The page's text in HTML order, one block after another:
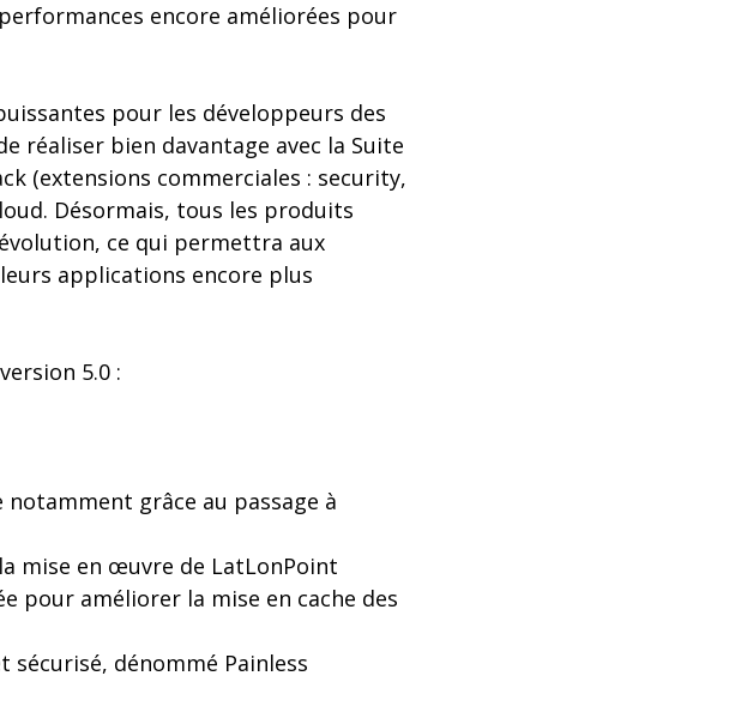
encore améliorées pour
pour les développeurs des
réaliser bien davantage avec la Suite
(extensions commerciales : security,
Désormais, tous les produits
ce qui permettra aux
applications encore plus
5.0 :
grâce au passage à
mise en œuvre de LatLonPoint
pour améliorer la mise en cache des
sécurisé, dénommé Painless